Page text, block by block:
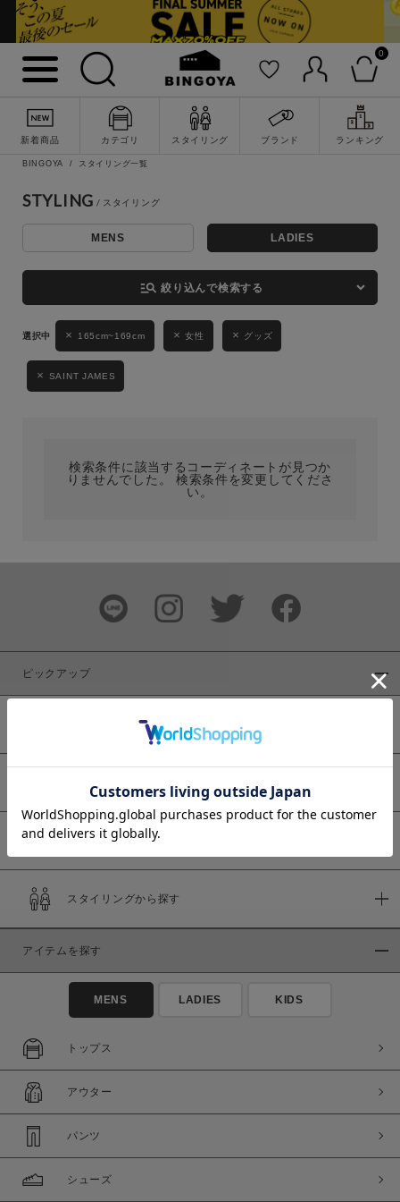
0
新着商品 カテゴリ スタイリング ブランド ランキング
詳細検索
キーワード
性別
MENS LADIES
ブランド
商品タイプ
通常商品
セール価格
在庫
在庫あり
BINGOYA スタイリング一覧
STYLING
MENS LADIES
manage_search 絞り込んで検索する
165cm~169cm 女性 グッズ
SAINT JAMES
検索条件に該当するコーディネートが見つか
りませんでした。 検索条件を変更してくださ
い。
ピックアップ
予約商品
スタイリングから探す
アイテムを探す
MENS LADIES KIDS
トップス
アウター
パンツ
シューズ